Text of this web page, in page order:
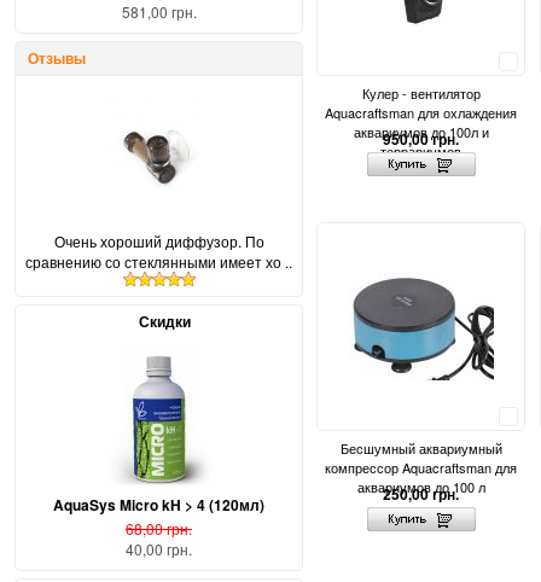
Кулер - вентилятор
Aquacraftsman для охлаждения
аквариумов до 100л и
террариумов
950,00 грн.
Бесшумный аквариумный
компрессор Aquacraftsman для
аквариумов до 100 л
250,00 грн.
581,00 грн.
Отзывы
Очень хороший диффузор. По
сравнению со стеклянными имеет хо ..
Скидки
AquaSys Micro kH > 4 (120мл)
68,00 грн.
40,00 грн.